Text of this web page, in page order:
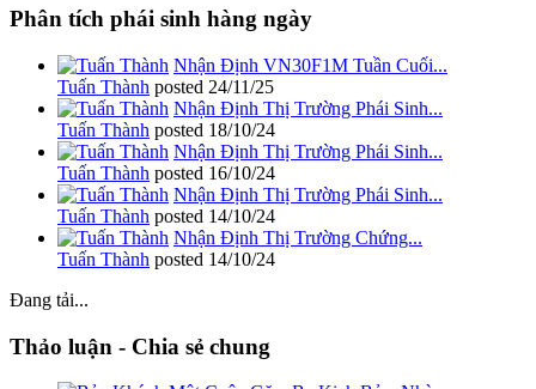
Phân tích phái sinh hàng ngày
Nhận Định VN30F1M Tuần Cuối...
Tuấn Thành posted 24/11/25
Nhận Định Thị Trường Phái Sinh...
Tuấn Thành posted 18/10/24
Nhận Định Thị Trường Phái Sinh...
Tuấn Thành posted 16/10/24
Nhận Định Thị Trường Phái Sinh...
Tuấn Thành posted 14/10/24
Nhận Định Thị Trường Chứng...
Tuấn Thành posted 14/10/24
Đang tải...
Thảo luận - Chia sẻ chung